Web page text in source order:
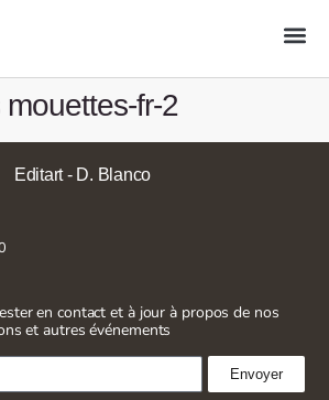
mouettes-fr-2
Editart - D. Blanco
en contact et à jour à propos de nos
et autres événements
Envoyer